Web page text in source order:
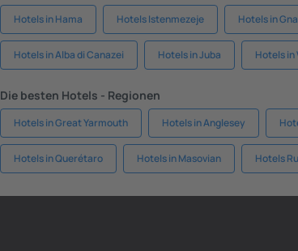
Hotels in Hama Hotels Istenmezeje Hotels in
Hotels in Alba di Canazei Hotels in Juba Hotels in
Die besten Hotels - Regionen
Hotels in Great Yarmouth Hotels in Anglesey
Hotels in Querétaro Hotels in Masovian Hotels